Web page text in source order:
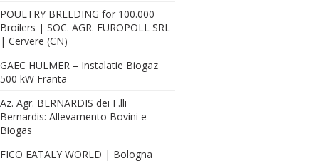
POULTRY BREEDING for 100.000
Broilers | SOC. AGR. EUROPOLL SRL
| Cervere (CN)
GAEC HULMER – Instalatie Biogaz
500 kW Franta
Az. Agr. BERNARDIS dei F.lli
Bernardis: Allevamento Bovini e
Biogas
FICO EATALY WORLD | Bologna